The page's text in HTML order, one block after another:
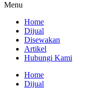
Menu
Home
Dijual
Disewakan
Artikel
Hubungi Kami
Home
Dijual